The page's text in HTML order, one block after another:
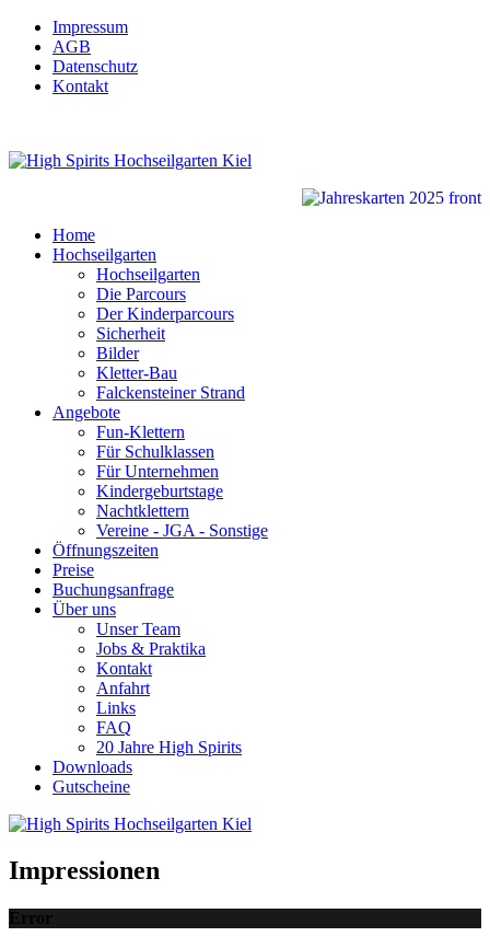
Impressum
AGB
Datenschutz
Kontakt
Home
Hochseilgarten
Hochseilgarten
Die Parcours
Der Kinderparcours
Sicherheit
Bilder
Kletter-Bau
Falckensteiner Strand
Angebote
Fun-Klettern
Für Schulklassen
Für Unternehmen
Kindergeburtstage
Nachtklettern
Vereine - JGA - Sonstige
Öffnungszeiten
Preise
Buchungsanfrage
Über uns
Unser Team
Jobs & Praktika
Kontakt
Anfahrt
Links
FAQ
20 Jahre High Spirits
Downloads
Gutscheine
Impressionen
Error